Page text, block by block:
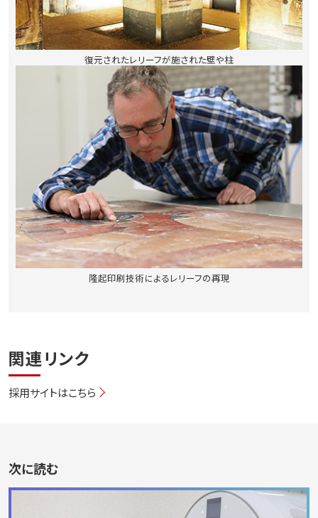
復元されたレリーフが施された壁や柱
隆起印刷技術によるレリーフの再現
関連リンク
採用サイトはこちら
次に読む